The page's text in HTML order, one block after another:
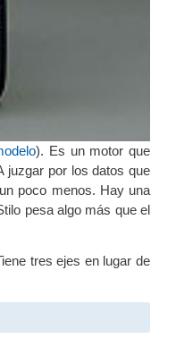
). Es un motor que
juzgar por los datos que
poco menos. Hay una
pesa algo más que el
tres ejes en lugar de